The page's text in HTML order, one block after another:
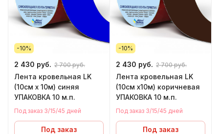
-10%
2 430 руб. 2 700 руб.
Лента кровельная LK
(10см х 10м) синяя
УПАКОВКА 10 м.п.
Под заказ 3/15/45 дней
Под заказ
-10%
2 430 руб. 2 700 руб.
Лента кровельная LK
(10см х10м) коричневая
УПАКОВКА 10 м.п.
Под заказ 3/15/45 дней
Под заказ